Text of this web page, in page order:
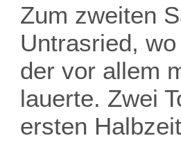
Zum zweiten
Untrasried,
der vor allem
lauerte. Zwei
ersten